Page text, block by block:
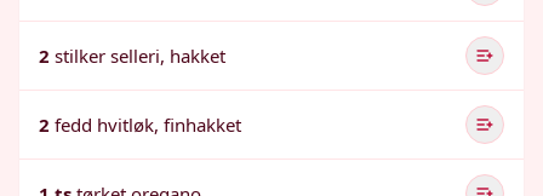
2 stilker selleri, hakket
2 fedd hvitløk, finhakket